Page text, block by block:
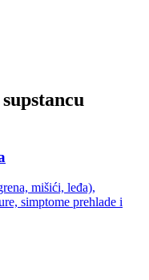
mišići, leđa),
simptome prehlade i